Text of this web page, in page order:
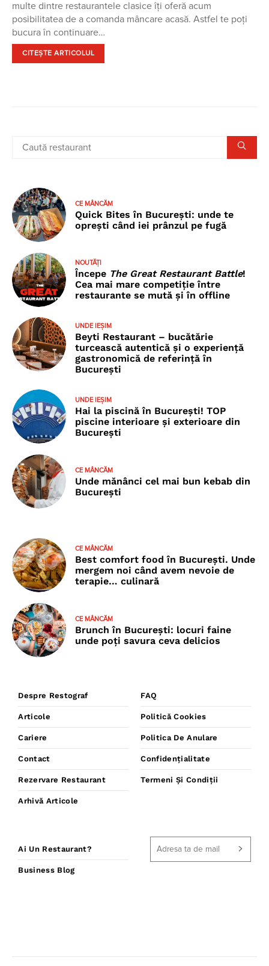
multe dintre restaurantele clasice îți oferă acum
posibilitatea de a comanda mâncare acasă. Astfel te poți
bucura în continuare…
CITEȘTE ARTICOLUL
CE MÂNCĂM
Quick Bites în București: unde te
oprești când iei prânzul pe fugă
NOUTĂȚI
Începe The Great Restaurant Battle!
Cea mai mare competiție între
restaurante se mută și în offline
UNDE IEȘIM
Beyti Restaurant – bucătărie
turcească autentică și o experiență
gastronomică de referință în
București
UNDE IEȘIM
Hai la piscină în București! TOP
piscine interioare și exterioare din
București
CE MÂNCĂM
Unde mănânci cel mai bun kebab din
București
CE MÂNCĂM
Best comfort food în București. Unde
mergem noi când avem nevoie de
terapie… culinară
CE MÂNCĂM
Brunch în București: locuri faine
unde poţi savura ceva delicios
Despre Restograf
Articole
Cariere
Contact
Rezervare Restaurant
Arhivă Articole
FAQ
Politică Cookies
Politica De Anulare
Confidențialitate
Termeni Și Condiții
Ai Un Restaurant?
Business Blog